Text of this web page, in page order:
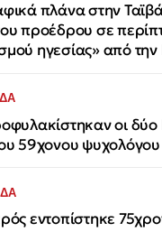
πλάνα στην
προέδρου σε
ηγεσίας» από την
οι δύο
59χονου ψυχολόγου
εντοπίστηκε